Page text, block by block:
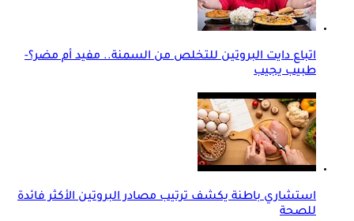
اتباع دايت البروتين للتخلص من السمنة.. مفيد أم مضر؟-
طبيب يجيب
استشاري باطنة يكشف ترتيب مصادر البروتين الأكثر فائدة
للصحة